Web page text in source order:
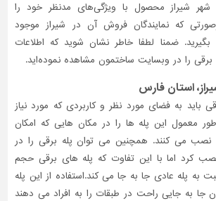
شیراز محصول با ویژگی‌های مدنظر خود را
که نمایندگان فروش آن در شیراز موجود
بگیرید. ضمنا لطفا خاطر نشان شوید که اطلاعات
برقی را در وبسایت ساختمون مشاهده نموده‌اید.
استان فارس
باید به فضای مورد نظر و کاربردی که مورد نیاز
معمول این پله ها را در مکان هایی که امکان
می کنند. همچنین می توان پله برقی را در
کرد اما با این تفاوت که پله های برقی حجم
به پله عادی جا به جا می کند.استفاده از این پله
جا به جایی راحت در طبقات را به افراد می دهند